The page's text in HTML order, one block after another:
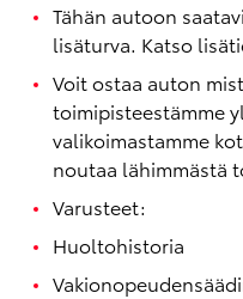
Tähän autoon
lisäturva. Katso
Voit ostaa auton
toimipisteestämme
valikoimastamme
noutaa lähimmästä
Varusteet:
Huoltohistoria